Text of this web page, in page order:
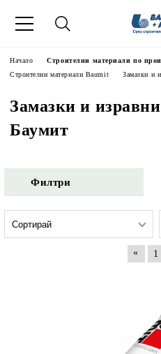
Начало
Строителни материали по
Строителни материали Baumit
Замазки и
Замазки и
Баумит
Филтри
« 1